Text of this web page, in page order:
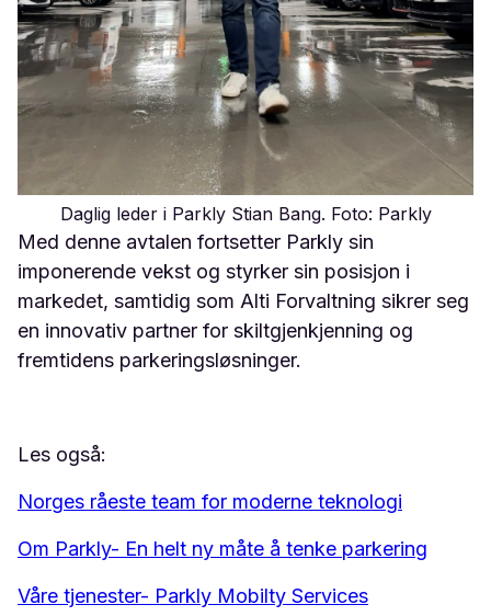
Daglig leder i Parkly Stian Bang. Foto: Parkly
Med denne avtalen fortsetter Parkly sin
imponerende vekst og styrker sin posisjon i
markedet, samtidig som Alti Forvaltning sikrer seg
en innovativ partner for skiltgjenkjenning og
fremtidens parkeringsløsninger.
Les også:
Norges råeste team for moderne teknologi
Om Parkly- En helt ny måte å tenke parkering
Våre tjenester- Parkly Mobilty Services